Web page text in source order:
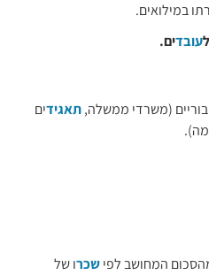
במילואים.
עובדים.
(משרדי ממשלה,תאגידים
שכרו של